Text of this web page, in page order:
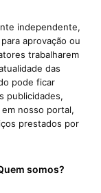
independente,
aprovação ou
trabalharem
das
pode ficar
publicidades,
nosso portal,
prestados por
somos?